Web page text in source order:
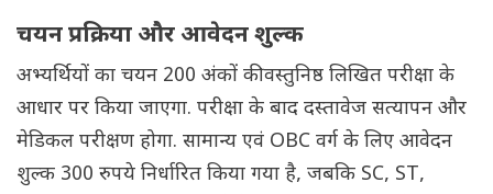
चयन प्रक्रिया और आवेदन शुल्क
अभ्यर्थियों का चयन 200 अंकों की वस्तुनिष्ठ लिखित परीक्षा के
आधार पर किया जाएगा. परीक्षा के बाद दस्तावेज सत्यापन और
मेडिकल परीक्षण होगा. सामान्य एवं OBC वर्ग के लिए आवेदन
शुल्क 300 रुपये निर्धारित किया गया है, जबकि SC, ST,